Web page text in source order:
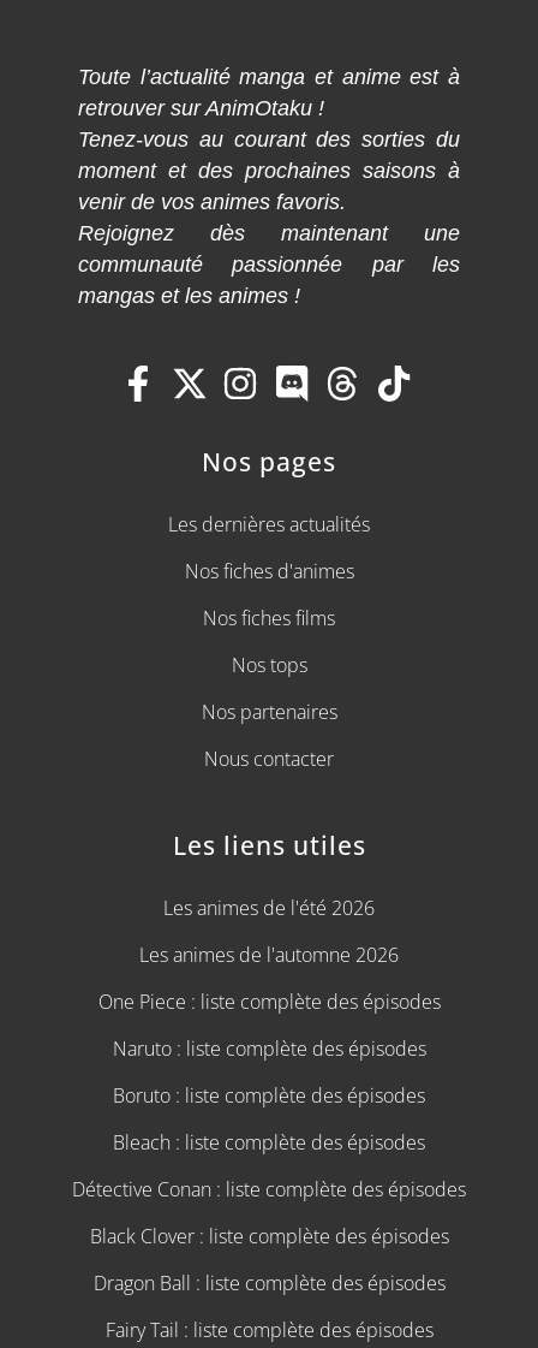
Toute l’actualité manga et anime est à
retrouver sur AnimOtaku !
Tenez-vous au courant des sorties du
moment et des prochaines saisons à
venir de vos animes favoris.
Rejoignez dès maintenant une
communauté passionnée par les
mangas et les animes !
Nos pages
Les dernières actualités
Nos fiches d'animes
Nos fiches films
Nos tops
Nos partenaires
Nous contacter
Les liens utiles
Les animes de l'été 2026
Les animes de l'automne 2026
One Piece : liste complète des épisodes
Naruto : liste complète des épisodes
Boruto : liste complète des épisodes
Bleach : liste complète des épisodes
Détective Conan : liste complète des épisodes
Black Clover : liste complète des épisodes
Dragon Ball : liste complète des épisodes
Fairy Tail : liste complète des épisodes